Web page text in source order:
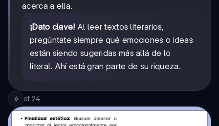
acerca a ella.
¡Dato clave! Al leer textos literarios,
pregúntate siempre qué emociones o ideas
están siendo sugeridas más allá de lo
literal. Ahí está gran parte de su riqueza.
6 of 24